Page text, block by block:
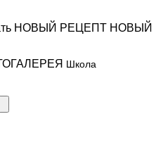
НОВЫЙ РЕЦЕПТ НОВЫЙ
Школа